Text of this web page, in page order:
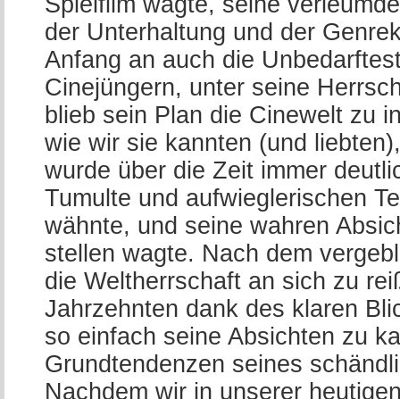
der Unterhaltung und der
Anfang an auch die
Cinejüngern, unter seine
blieb sein Plan die Cinewelt zu
wie wir sie kannten (und
wurde über die Zeit immer
Tumulte und aufwieglerischen
wähnte, und seine wahren
stellen wagte. Nach dem
die Weltherrschaft an sich zu
Jahrzehnten dank des klaren
so einfach seine Absichten zu
Grundtendenzen seines
Nachdem wir in unserer